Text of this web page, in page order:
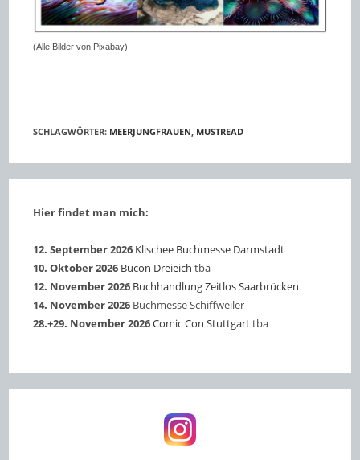
(Alle Bilder von Pixabay)
SCHLAGWÖRTER: MEERJUNGFRAUEN, MUSTREAD
Hier findet man mich:
12. September 2026 Klischee Buchmesse Darmstadt
10. Oktober 2026 Bucon Dreieich tba
12. November 2026 Buchhandlung Zeitlos Saarbrücken
14. November 2026 Buchmesse Schiffweiler
28.+29. November 2026Comic Con Stuttgarttba